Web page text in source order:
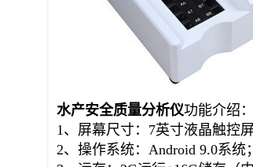
水产安全质量分析仪功能介绍：
1、屏幕尺寸：7英寸液晶触控屏
2、操作系统：Android 9.0系统；